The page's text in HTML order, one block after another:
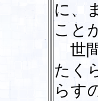
に、
こと
世
たく
らす